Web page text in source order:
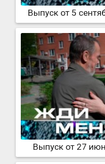
Выпуск от 5
Выпуск от 27